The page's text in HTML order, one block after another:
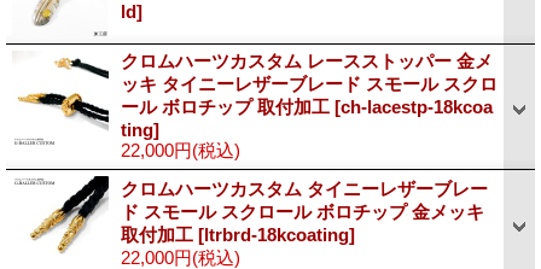
ld]
クロムハーツカスタム レースストッパー 金メ
ッキ タイニーレザーブレード スモール スクロ
ール ボロチップ 取付加工 [ch-lacestp-18kcoa
ting]
22,000円(税込)
クロムハーツカスタム タイニーレザーブレー
ド スモール スクロール ボロチップ 金メッキ
取付加工 [ltrbrd-18kcoating]
22,000円(税込)